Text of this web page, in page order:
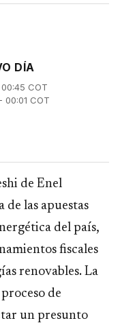
DÍA
COT
00:01 COT
de Enel
de las apuestas
del país,
fiscales
renovables. La
de
un presunto